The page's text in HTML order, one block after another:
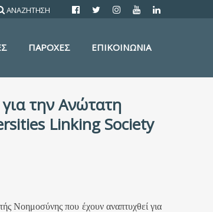
ΑΝΑΖΗΤΗΣΗ
ΠΑΡΟΧΕΣ ΕΠΙΚΟΙΝΩΝΙΑ
την Ανώτατη
Linking Society
Νοημοσύνης που έχουν αναπτυχθεί για